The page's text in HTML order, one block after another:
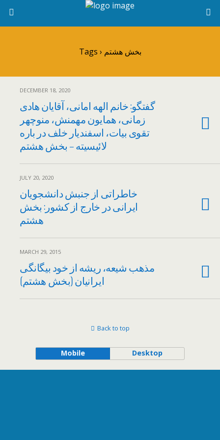
Tags › بخش هشتم
DECEMBER 18, 2020
گفتگو: خانم الهه امانی، آقایان هادی
زمانی، همایون مهمنش، منوچهر
تقوی بیات، اسفندیار خلف در باره
لائیسیته – بخش هشتم
JULY 20, 2020
خاطراتی از جنبش دانشجویان
ایرانی در خارج از کشور: بخش
هشتم
MARCH 29, 2015
مذهب شيعه، ريشه از خود بيگانگی
ايرانيان (بخش هشتم)
Back to top
Mobile Desktop